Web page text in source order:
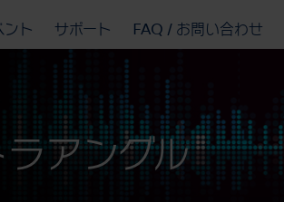
ント サポート FAQ / お問い合わせ
アングル